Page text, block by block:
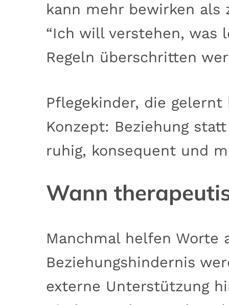
kann mehr bewirken als
“Ich will verstehen, was
Regeln überschritten
Pflegekinder, die
Konzept: Beziehung
ruhig, konsequent und
Wann
Manchmal helfen Worte
Beziehungshindernis
externe Unterstützung